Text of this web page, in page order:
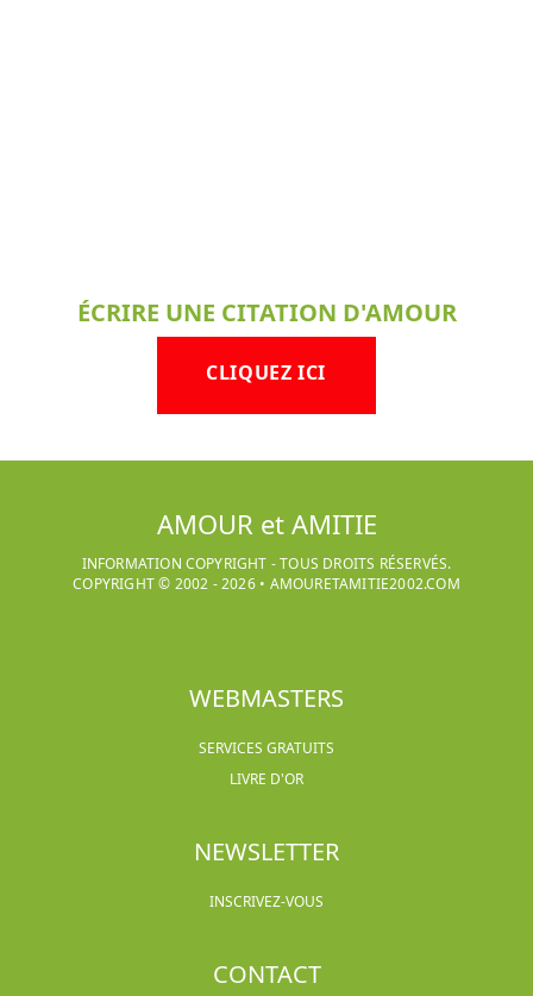
ÉCRIRE UNE CITATION D'AMOUR
CLIQUEZ ICI
AMOUR et AMITIE
INFORMATION COPYRIGHT - TOUS DROITS RÉSERVÉS.
COPYRIGHT © 2002 -2026• AMOURETAMITIE2002.COM
WEBMASTERS
SERVICES GRATUITS
LIVRE D'OR
NEWSLETTER
INSCRIVEZ-VOUS
CONTACT